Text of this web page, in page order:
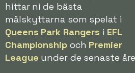
hittar ni de bästa
målskyttarna som spelat i
Queens Park Rangers i EFL
Championshipoch Premier
League under de senaste